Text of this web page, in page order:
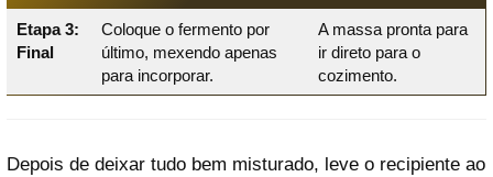
Etapa 3:
Final
Coloque o fermento por
último, mexendo apenas
para incorporar.
A massa pronta para
ir direto para o
cozimento.
Depois de deixar tudo bem misturado, leve o recipiente ao